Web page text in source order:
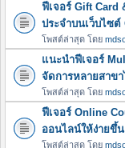
ฟีเจอร์ Gift Card
ประจำบนเว็บไซต์
โพสต์ล่าสุด โดย
แนะนำฟีเจอร์
จัดการหลายสาข
โพสต์ล่าสุด โดย
ฟีเจอร์ Online
ออนไลน์ให้ง่ายขึ้น
โพสต์ล่าสุด โดย